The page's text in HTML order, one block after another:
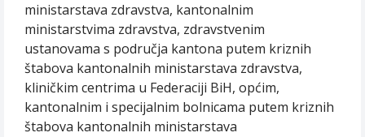
ministarstava zdravstva, kantonalnim
ministarstvima zdravstva, zdravstvenim
ustanovama s područja kantona putem kriznih
štabova kantonalnih ministarstava zdravstva,
kliničkim centrima u Federaciji BiH, općim,
kantonalnim i specijalnim bolnicama putem kriznih
štabova kantonalnih ministarstava